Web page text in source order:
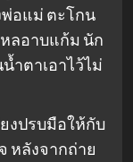
อแม่ ตะโกน
ลอาบแก้ม นัก
ำตาเอาไว้ไม่
งปรบมือให้กับ
หลังจากถ่าย